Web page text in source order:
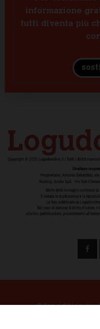
informazione
tutti diventa più
© Copyright